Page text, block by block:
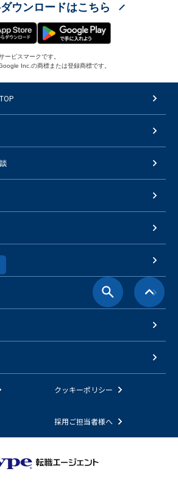
ウンロードはこちら
ビスマークです。
Inc.の商標または登録商標です。
クッキーポリシー
採用ご担当者様へ